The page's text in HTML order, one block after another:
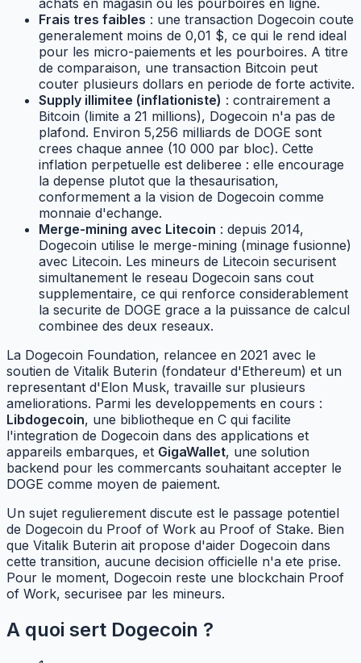
achats en magasin ou les pourboires en ligne.
Frais tres faibles : une transaction Dogecoin coute
generalement moins de 0,01 $, ce qui le rend ideal
pour les micro-paiements et les pourboires. A titre
de comparaison, une transaction Bitcoin peut
couter plusieurs dollars en periode de forte activite.
Supply illimitee (inflationiste) : contrairement a
Bitcoin (limite a 21 millions), Dogecoin n'a pas de
plafond. Environ 5,256 milliards de DOGE sont
crees chaque annee (10 000 par bloc). Cette
inflation perpetuelle est deliberee : elle encourage
la depense plutot que la thesaurisation,
conformement a la vision de Dogecoin comme
monnaie d'echange.
Merge-mining avec Litecoin : depuis 2014,
Dogecoin utilise le merge-mining (minage fusionne)
avec Litecoin. Les mineurs de Litecoin securisent
simultanement le reseau Dogecoin sans cout
supplementaire, ce qui renforce considerablement
la securite de DOGE grace a la puissance de calcul
combinee des deux reseaux.
La Dogecoin Foundation, relancee en 2021 avec le
soutien de Vitalik Buterin (fondateur d'Ethereum) et un
representant d'Elon Musk, travaille sur plusieurs
ameliorations. Parmi les developpements en cours :
Libdogecoin, une bibliotheque en C qui facilite
l'integration de Dogecoin dans des applications et
appareils embarques, et GigaWallet, une solution
backend pour les commercants souhaitant accepter le
DOGE comme moyen de paiement.
Un sujet regulierement discute est le passage potentiel
de Dogecoin du Proof of Work au Proof of Stake. Bien
que Vitalik Buterin ait propose d'aider Dogecoin dans
cette transition, aucune decision officielle n'a ete prise.
Pour le moment, Dogecoin reste une blockchain Proof
of Work, securisee par les mineurs.
A quoi sert Dogecoin ?